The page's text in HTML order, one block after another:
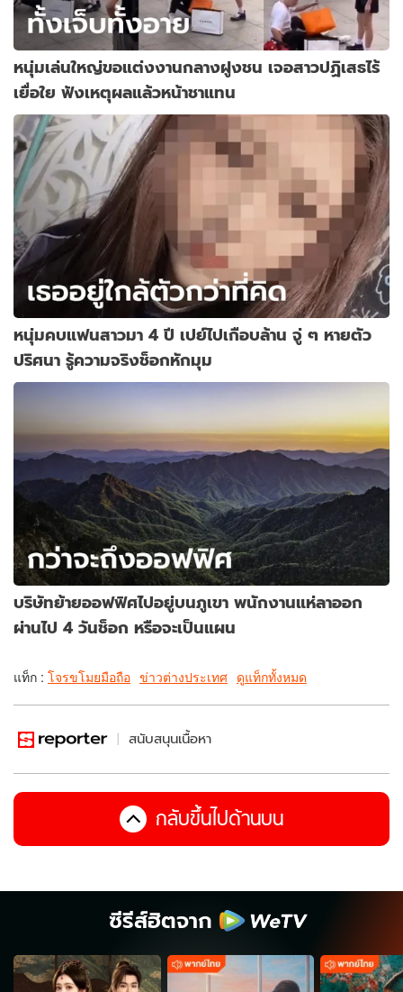
หนุ่มเล่นใหญ่ขอแต่งงานกลางฝูงชน เจอสาวปฏิเสธไร้
เยื่อใย ฟังเหตุผลแล้วหน้าชาแทน
หนุ่มคบแฟนสาวมา 4 ปี เปย์ไปเกือบล้าน จู่ ๆ หายตัว
ปริศนา รู้ความจริงช็อกหักมุม
บริษัทย้ายออฟฟิศไปอยู่บนภูเขา พนักงานแห่ลาออก
ผ่านไป 4 วันช็อก หรือจะเป็นแผน
แท็ก : โจรขโมยมือถือ ข่าวต่างประเทศ ดูแท็กทั้งหมด
สนับสนุนเนื้อหา
กลับขึ้นไปด้านบน
ซีรีส์ฮิตจาก